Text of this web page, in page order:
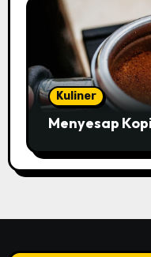
Kuliner
Menyesap